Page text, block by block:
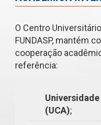
O Centro
FUNDASP, mantém
cooperação
referência:
(UCA);